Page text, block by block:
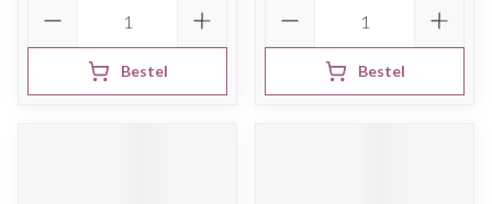
Bestel Bestel